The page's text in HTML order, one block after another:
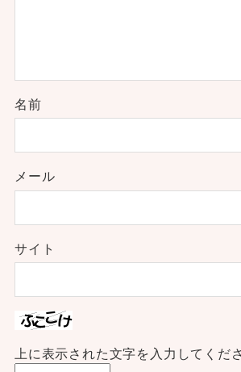
名前
メール
サイト
上に表示された文字を入力してくださ